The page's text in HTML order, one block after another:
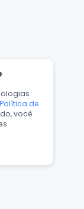
Política de
você